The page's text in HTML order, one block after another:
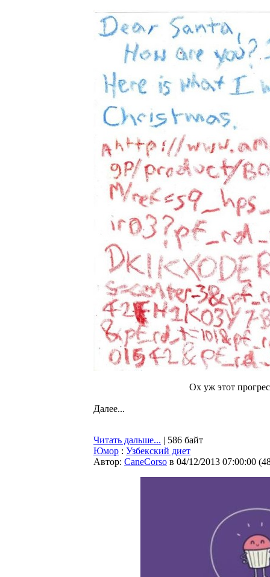
Ох уж этот
Далее...
Читать дальше... | 586 байт
Юмор : Узбекский диет
Автор: CaneCorso в 04/12/2013 07:00:00 (